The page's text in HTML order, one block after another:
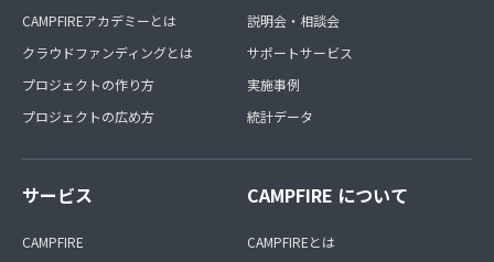
CAMPFIREアカデミーとは
クラウドファンディングとは
プロジェクトの作り方
プロジェクトの広め方
説明会・相談会
サポートサービス
実施事例
統計データ
サービス
CAMPFIRE
CAMPFIRE について
CAMPFIREとは